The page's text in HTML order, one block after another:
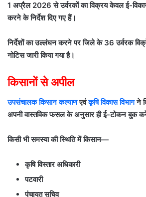
1 अप्रैल 2026 से उर्वरकों का विक्रय केवल ई-
करने के निर्देश दिए गए हैं।
निर्देशों का उल्लंघन करने पर जिले के 36 उर्वरक
नोटिस जारी किया गया है।
किसानों से अपील
उपसंचालक किसान कल्याणएवंकृषि विकास विभागने
अपनी वास्तविक फसल के अनुसार ही ई-टोकन बुक
किसी भी समस्या की स्थिति में किसान—
कृषि विस्तार अधिकारी
पटवारी
पंचायत सचिव